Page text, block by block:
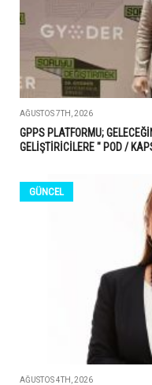
AĞUSTOS 7TH, 2026
GPPS PLATFORMU;
GELİŞTİRİCİLERE " POD /
GÜNCEL
AĞUSTOS 4TH, 2026